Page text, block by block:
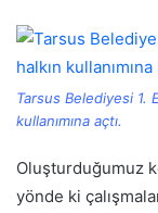
Tarsus Belediyesi 1.
kullanımına açtı.
Oluşturduğumuz
yönde ki